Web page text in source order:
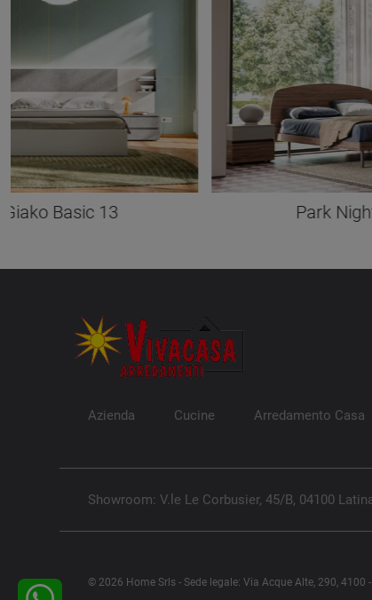
Giako Basic 13 Park
Azienda Cucine Arredamento Casa
Showroom: V.le Le Corbusier, 45/B, 04100
© 2026 Home Srls - Sede legale: Via Acque Alte, 290, 4100